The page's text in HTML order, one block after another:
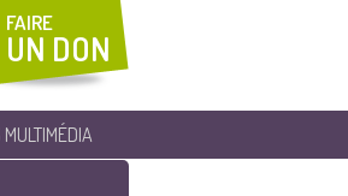
FAIRE
UN DON